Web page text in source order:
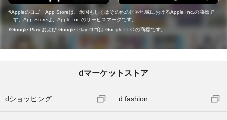
Appleのロゴ、App Storeは、米国もしくはその他の国や地域におけるApple Inc.の商標で
す。App Storeは、Apple Inc.のサービスマークです。
Google Play および Google Play ロゴは Google LLC の商標です。
dマーケットストア
dショッピング d fashion